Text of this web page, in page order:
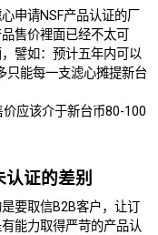
申请NSF产品认证的厂
售价裡面已经不太可
譬如：预计五年内可以
只能每一支滤心摊提新台
应该介于新台币80-100
认证的差别
要取信B2B客户，让订
能力取得严苛的产品认